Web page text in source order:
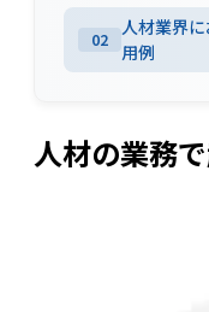
02
人材業界
用例
人材の業務